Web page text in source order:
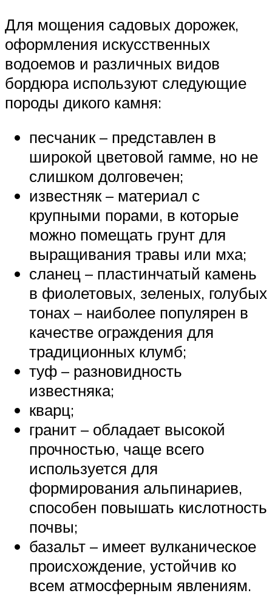
Для мощения садовых дорожек,
оформления искусственных
водоемов и различных видов
бордюра используют следующие
породы дикого камня:
песчаник – представлен в
широкой цветовой гамме, но не
слишком долговечен;
известняк – материал с
крупными порами, в которые
можно помещать грунт для
выращивания травы или мха;
сланец – пластинчатый камень
в фиолетовых, зеленых, голубых
тонах – наиболее популярен в
качестве ограждения для
традиционных клумб;
туф – разновидность
известняка;
кварц;
гранит – обладает высокой
прочностью, чаще всего
используется для
формирования альпинариев,
способен повышать кислотность
почвы;
базальт – имеет вулканическое
происхождение, устойчив ко
всем атмосферным явлениям.